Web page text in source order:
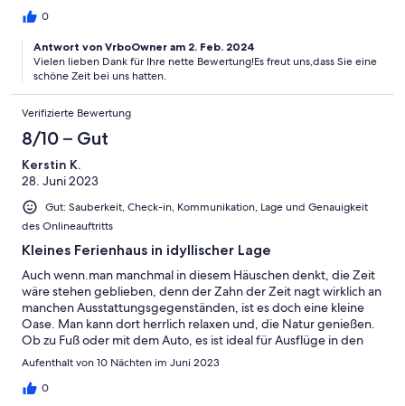
0
Antwort von VrboOwner am 2. Feb. 2024
Vielen lieben Dank für Ihre nette Bewertung!Es freut uns,dass Sie eine
schöne Zeit bei uns hatten.
Verifizierte Bewertung
8/10 – Gut
Kerstin K.
28. Juni 2023
Gut: Sauberkeit, Check-in, Kommunikation, Lage und Genauigkeit
des Onlineauftritts
Kleines Ferienhaus in idyllischer Lage
Auch wenn.man manchmal in diesem Häuschen denkt, die Zeit
wäre stehen geblieben, denn der Zahn der Zeit nagt wirklich an
manchen Ausstattungsgegenständen, ist es doch eine kleine
Oase. Man kann dort herrlich relaxen und, die Natur genießen.
Ob zu Fuß oder mit dem Auto, es ist ideal für Ausflüge in den
Thüringer Wakd. 😍
Aufenthalt von 10 Nächten im Juni 2023
0